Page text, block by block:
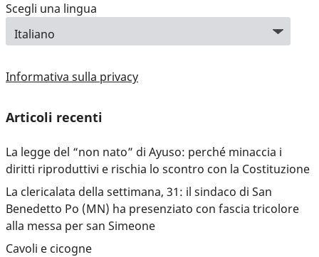
Scegli una lingua
Informativa sulla privacy
Articoli recenti
La legge del “non nato” di Ayuso: perché minaccia i
diritti riproduttivi e rischia lo scontro con la Costituzione
La clericalata della settimana, 31: il sindaco di San
Benedetto Po (MN) ha presenziato con fascia tricolore
alla messa per san Simeone
Cavoli e cicogne